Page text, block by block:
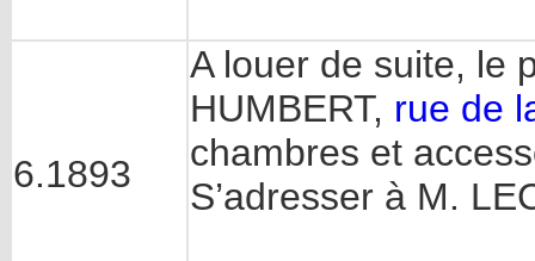
6.1893
A louer de suite, le
HUMBERT, rue de
chambres et
S’adresser à M.